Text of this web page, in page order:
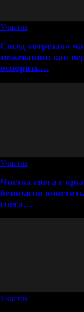
Участок
Сосед «отрезал»
межевании: как
оспорить…
Участок
Чистка снега с
безопасно
снега…
Участок